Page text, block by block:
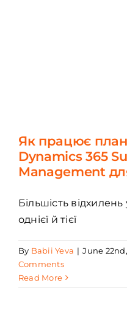
Як працює
Dynamics 365
Management
Більшість
однієї й тієї
By Babii Yeva | June
Comments
Read More